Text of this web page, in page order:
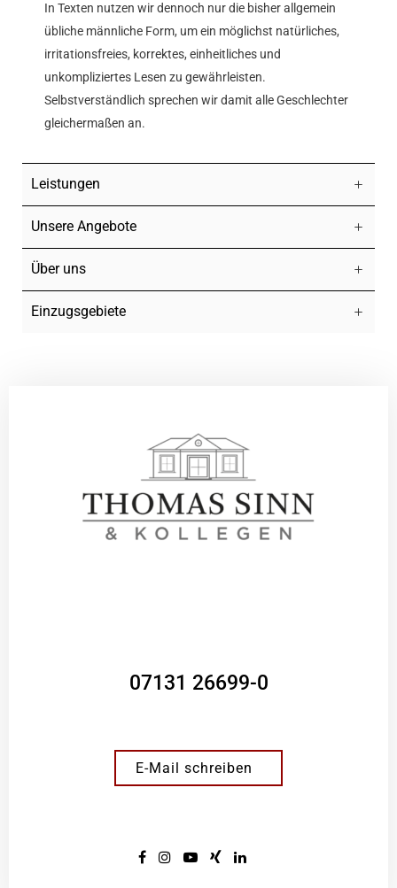
In Texten nutzen wir dennoch nur die bisher allgemein
übliche männliche Form, um ein möglichst natürliches,
irritationsfreies, korrektes, einheitliches und
unkompliziertes Lesen zu gewährleisten.
Selbstverständlich sprechen wir damit alle Geschlechter
gleichermaßen an.
Leistungen
Unsere Angebote
Über uns
Einzugsgebiete
07131 26699-0
E-Mail schreiben